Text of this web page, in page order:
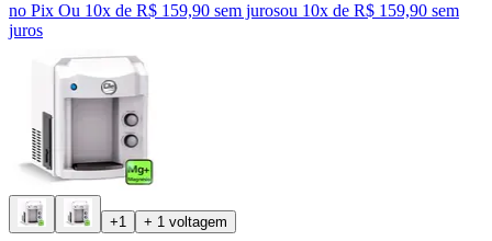
no Pix Ou 10x de R$ 159,90 sem jurosou 10x de R$ 159,90 sem
juros
+1 + 1 voltagem